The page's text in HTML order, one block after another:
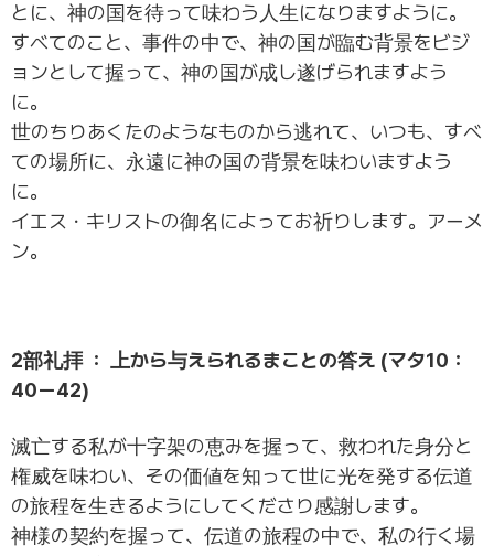
とに、神の国を待って味わう人生になりますように。
すべてのこと、事件の中で、神の国が臨む背景をビジ
ョンとして握って、神の国が成し遂げられますよう
に。
世のちりあくたのようなものから逃れて、いつも、すべ
ての場所に、永遠に神の国の背景を味わいますよう
に。
イエス・キリストの御名によってお祈りします。アーメ
ン。
2部礼拝 ： 上から与えられるまことの答え (マタ10：
40ー42)
滅亡する私が十字架の恵みを握って、救われた身分と
権威を味わい、その価値を知って世に光を発する伝道
の旅程を生きるようにしてくださり感謝します。
神様の契約を握って、伝道の旅程の中で、私の行く場